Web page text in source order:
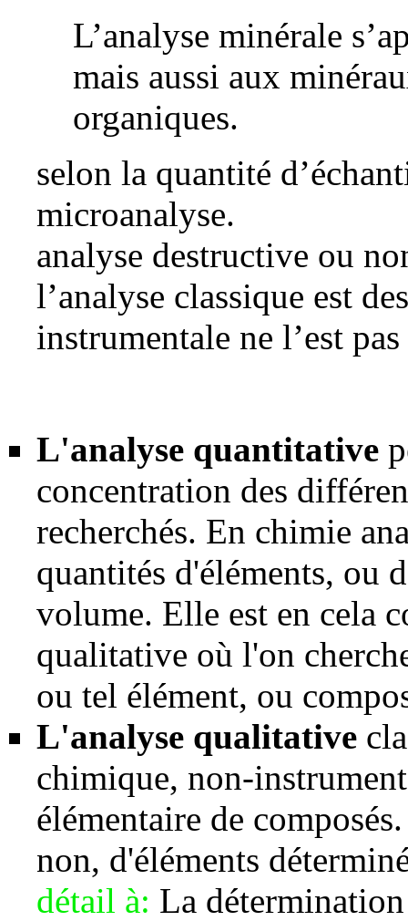
L’analyse minérale
mais aussi aux
organiques.
selon la quantité
microanalyse.
analyse destructive ou
l’analyse classique est
instrumentale ne l’est
L'analyse quantitative
concentration des
recherchés. En chimie
quantités d'éléments, ou
volume. Elle est en cela
qualitative où l'on
ou tel élément, ou
L'analyse qualitative
chimique, non-
élémentaire de
non, d'éléments
détail à: La